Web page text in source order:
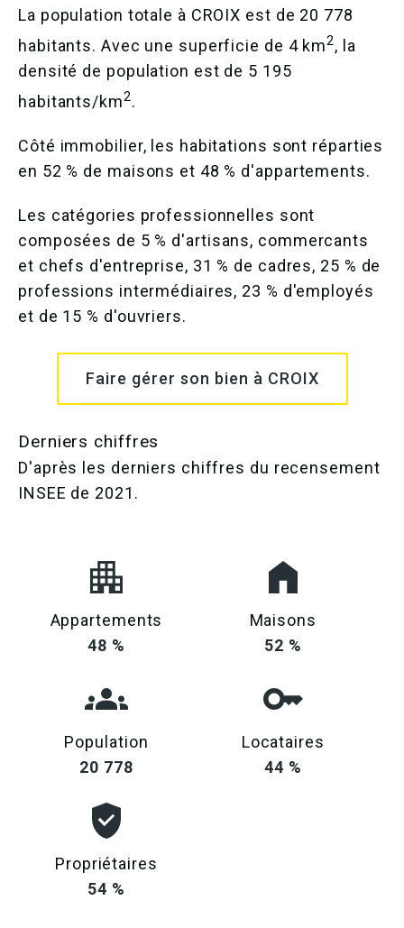
La population totale à CROIX est de 20 778
habitants. Avec une superficie de 4 km2, la
densité de population est de 5 195
habitants/km2.
Côté immobilier, les habitations sont réparties
en 52 % de maisons et 48 % d'appartements.
Les catégories professionnelles sont
composées de 5 % d'artisans, commercants
et chefs d'entreprise, 31 % de cadres, 25 % de
professions intermédiaires, 23 % d'employés
et de 15 % d'ouvriers.
Faire gérer son bien à CROIX
Derniers chiffres
D'après les derniers chiffres du recensement
INSEE de 2021.
Appartements
48 %
Maisons
52 %
Population
20 778
Locataires
44 %
Propriétaires
54 %